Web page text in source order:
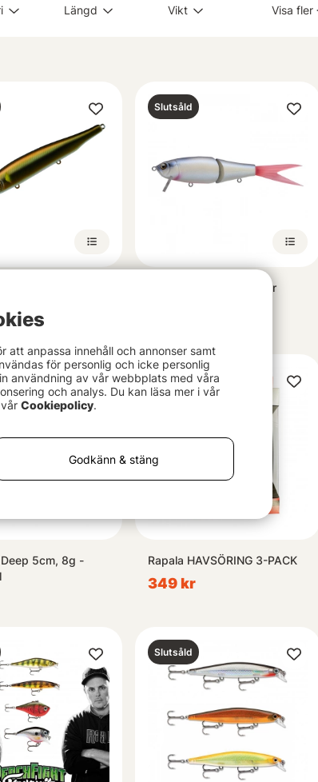
Längd Vikt Visa fler
Slutsåld
Fish Arrow Riser Jack Jr
5cm, 8g -
Slutsåld
Rapala HAVSÖRING 3-PACK
349 kr
Slutsåld
att anpassa innehåll och annonser samt
för personlig och icke personlig
användning av vår webbplats med våra
och analys. Du kan läsa mer i vår
Cookiepolicy.
Godkänn & stäng